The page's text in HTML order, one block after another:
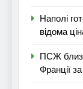
Наполі
відома
ПСЖ
Франції